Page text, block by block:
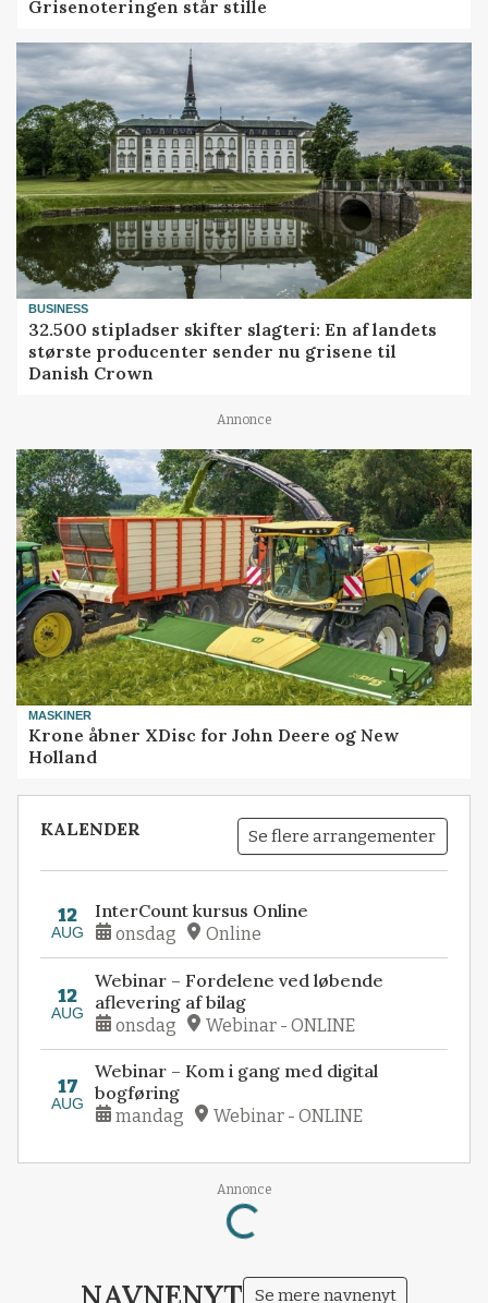
Grisenoteringen står stille
BUSINESS
32.500 stipladser skifter slagteri: En af landets
største producenter sender nu grisene til
Danish Crown
Annonce
MASKINER
Krone åbner XDisc for John Deere og New
Holland
KALENDER Se flere arrangementer
12
AUG
InterCount kursus Online
onsdag Online
12
AUG
Webinar – Fordelene ved løbende
aflevering af bilag
onsdag Webinar - ONLINE
17
AUG
Webinar – Kom i gang med digital
bogføring
mandag Webinar - ONLINE
Annonce
Loading...
NAVNENYT Se mere navnenyt